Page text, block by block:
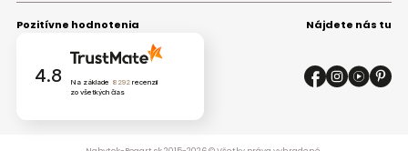
Pozitívne hodnotenia
4.8 Na základe 8292recenzií
zo všetkých čias
Nájdete nás tu